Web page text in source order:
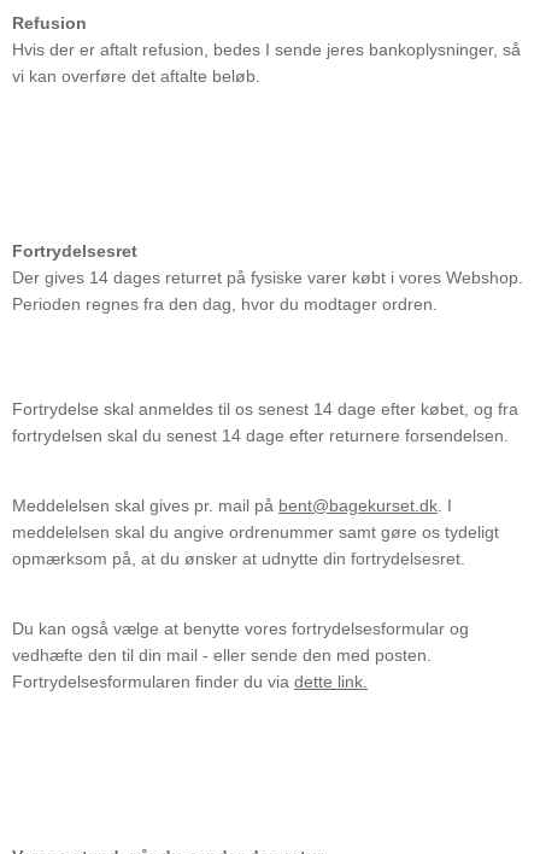
Refusion
Hvis der er aftalt refusion, bedes I sende jeres bankoplysninger, så
vi kan overføre det aftalte beløb.
Fortrydelsesret
Der gives 14 dages returret på fysiske varer købt i vores Webshop.
Perioden regnes fra den dag, hvor du modtager ordren.
Fortrydelse skal anmeldes til os senest 14 dage efter købet, og fra
fortrydelsen skal du senest 14 dage efter returnere forsendelsen.
Meddelelsen skal gives pr. mail på bent@bagekurset.dk . I
meddelelsen skal du angive ordrenummer samt gøre os tydeligt
opmærksom på, at du ønsker at udnytte din fortrydelsesret.
Du kan også vælge at benytte vores fortrydelsesformular og
vedhæfte den til din mail - eller sende den med posten.
Fortrydelsesformularen finder du via dette link.